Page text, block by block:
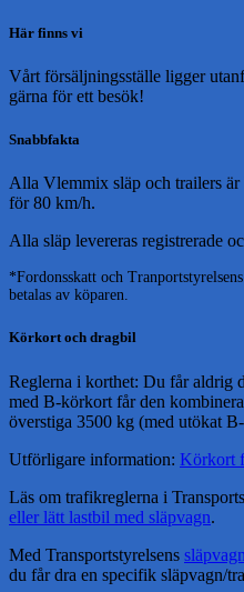
Här finns vi
Vårt försäljningsställe ligger
gärna för ett besök!
Snabbfakta
Alla Vlemmix släp och trailers är
för 80 km/h.
Alla släp levereras registrerade
*Fordonsskatt och
betalas av köparen.
Körkort och dragbil
Reglerna i korthet: Du får aldrig
med B-körkort får den
överstiga 3500 kg (med utökat
Utförligare information: Körkort
Läs om trafikreglerna i
eller lätt lastbil med släpvagn.
Med Transportstyrelsens
du får dra en specifik släpvagn/